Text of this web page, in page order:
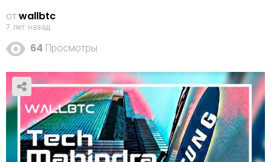
отwallbtc
7 лет назад
64 Просмотры